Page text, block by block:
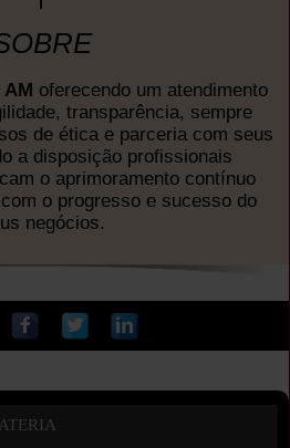
AM oferecendo um atendimento
transparência, sempre
de ética e parceria com seus
a disposição profissionais
o aprimoramento contínuo
o progresso e sucesso do
negócios.